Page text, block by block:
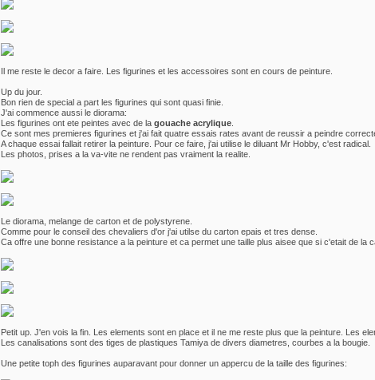
Il me reste le decor a faire. Les figurines et les accessoires sont en cours de peinture.
Up du jour.
Bon rien de special a part les figurines qui sont quasi finie.
J'ai commence aussi le diorama:
Les figurines ont ete peintes avec de la gouache acrylique
Ce sont mes premieres figurines et j'ai fait quatre essais rates avant de reussir a peindre
A chaque essai fallait retirer la peinture. Pour ce faire, j'ai utilise le diluant Mr Hobby, c'est radical.
Les photos, prises a la va-vite ne rendent pas vraiment la realite.
Le diorama, melange de carton et de polystyrene.
Comme pour le conseil des chevaliers d'or j'ai utilse du carton epais et tres dense.
Ca offre une bonne resistance a la peinture et ca permet une taille plus aisee que si c'etait de la
Petit up. J'en vois la fin. Les elements sont en place et il ne me reste plus que la peinture. Les
Les canalisations sont des tiges de plastiques Tamiya de divers diametres, courbes a la bougie.
Une petite toph des figurines auparavant pour donner un appercu de la taille des figurines: